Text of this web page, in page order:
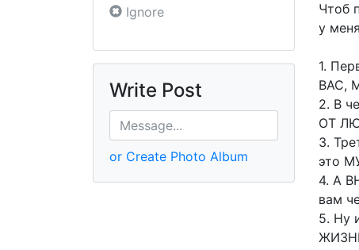
Ignore
Write Post
or Create Photo Album
Чтоб
у
1.
ВАС,
2. В
ОТ
3.
это
4. А
вам
5. Ну